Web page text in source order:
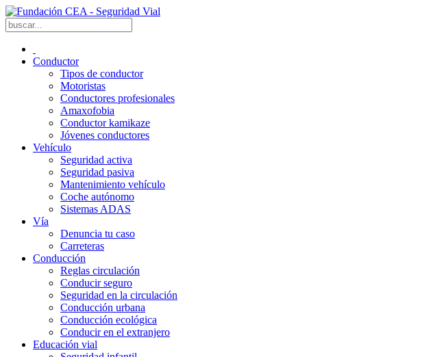
Conductor
Tipos de conductor
Motoristas
Conductores profesionales
Amaxofobia
Conductor kamikaze
Jóvenes conductores
Vehículo
Seguridad activa
Seguridad pasiva
Mantenimiento vehículo
Coche autónomo
Sistemas ADAS
Vía
Denuncia tu caso
Carreteras
Conducción
Reglas circulación
Conducir seguro
Seguridad en la circulación
Conducción urbana
Conducción ecológica
Conducir en el extranjero
Educación vial